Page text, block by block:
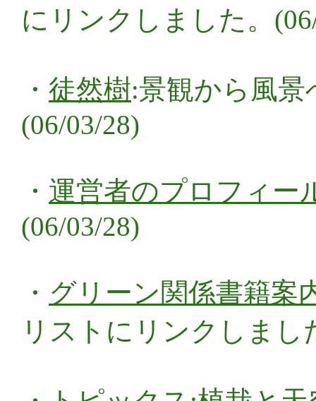
にリンクしました。
・ 徒然樹:景観から風
(06/03/28)
・ 運営者のプロフィー
(06/03/28)
・ グリーン関係書籍案
リストにリンクしまし